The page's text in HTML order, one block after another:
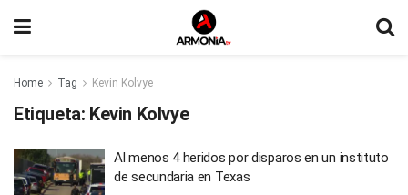
Home Tag Kevin Kolvye
Etiqueta: Kevin Kolvye
Al menos 4 heridos por disparos en un instituto
de secundaria en Texas